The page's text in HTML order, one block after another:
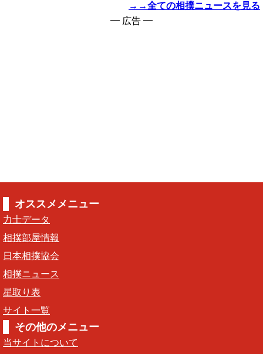
→→全ての相撲ニュースを見る
━ 広告 ━
オススメメニュー
力士データ
相撲部屋情報
日本相撲協会
相撲ニュース
星取り表
サイト一覧
その他のメニュー
当サイトについて